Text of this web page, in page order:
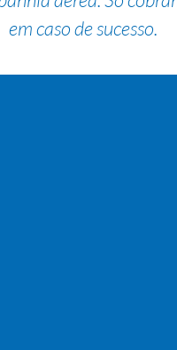
em caso de sucesso.